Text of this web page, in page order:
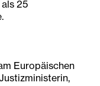
25
Europäischen